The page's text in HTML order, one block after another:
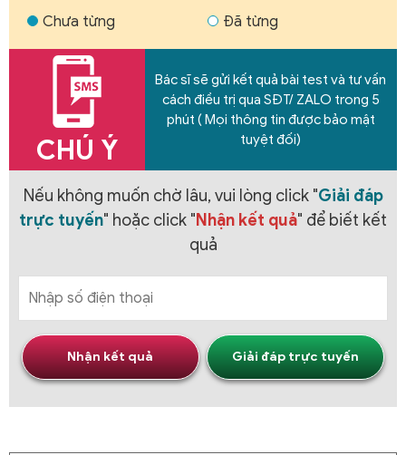
Chưa từng Đã từng
CHÚ Ý
Bác sĩ sẽ gửi kết quả bài test và tư vấn
cách điều trị qua SĐT/ ZALO trong 5
phút ( Mọi thông tin được bảo mật
tuyệt đối)
Nếu không muốn chờ lâu, vui lòng click "Giải đáp
trực tuyến" hoặc click "Nhận kết quả" để biết kết
quả
Nhận kết quả Giải đáp trực tuyến